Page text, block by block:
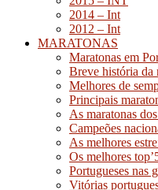
2014 – Int
2012 – Int
MARATONAS
Maratonas em
Breve história da
Melhores de
Principais
As maratonas
Campeões
As melhores
Os melhores
Portugueses nas
Vitórias